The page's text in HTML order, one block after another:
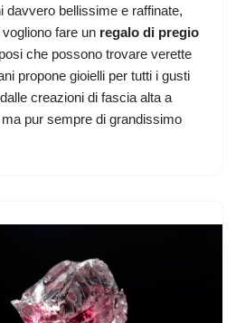
davvero bellissime e raffinate,
fare un regalo di pregio
che possono trovare verette
propone gioielli per tutti i gusti
creazioni di fascia alta a
pur sempre di grandissimo